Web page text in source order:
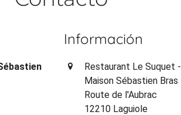
Información
Restaurant Le Suquet -
Maison Sébastien Bras
Route de l'Aubrac
12210 Laguiole